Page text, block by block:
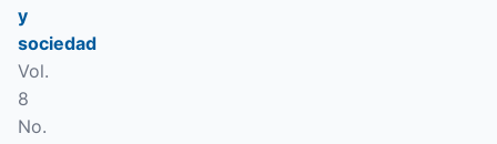
y
sociedad
Vol.
8
No.